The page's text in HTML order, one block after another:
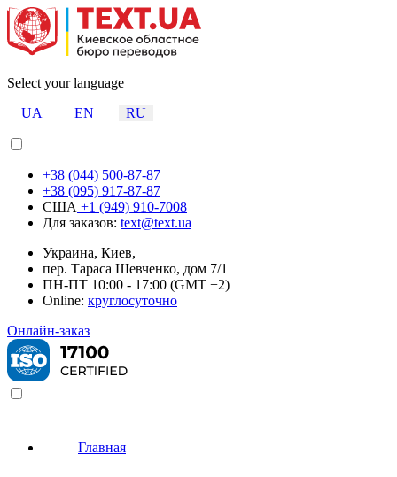
Select your language
UA
EN RU
+38 (044) 500-87-87
+38 (095) 917-87-87
США +1 (949) 910-7008
Для заказов: text@text.ua
Украина, Киев,
пер. Тараса Шевченко, дом 7/1
ПН-ПТ 10:00 - 17:00 (GMT +2)
Online: круглосуточно
Онлайн-заказ
Главная